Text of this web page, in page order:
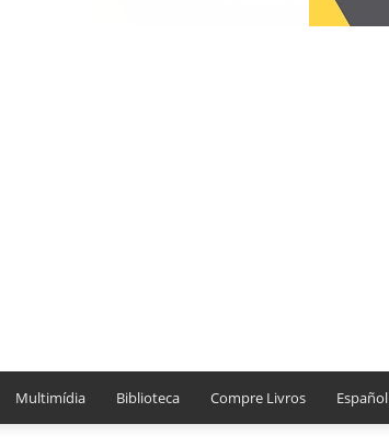
Multimídia Biblioteca Compre Livros Español